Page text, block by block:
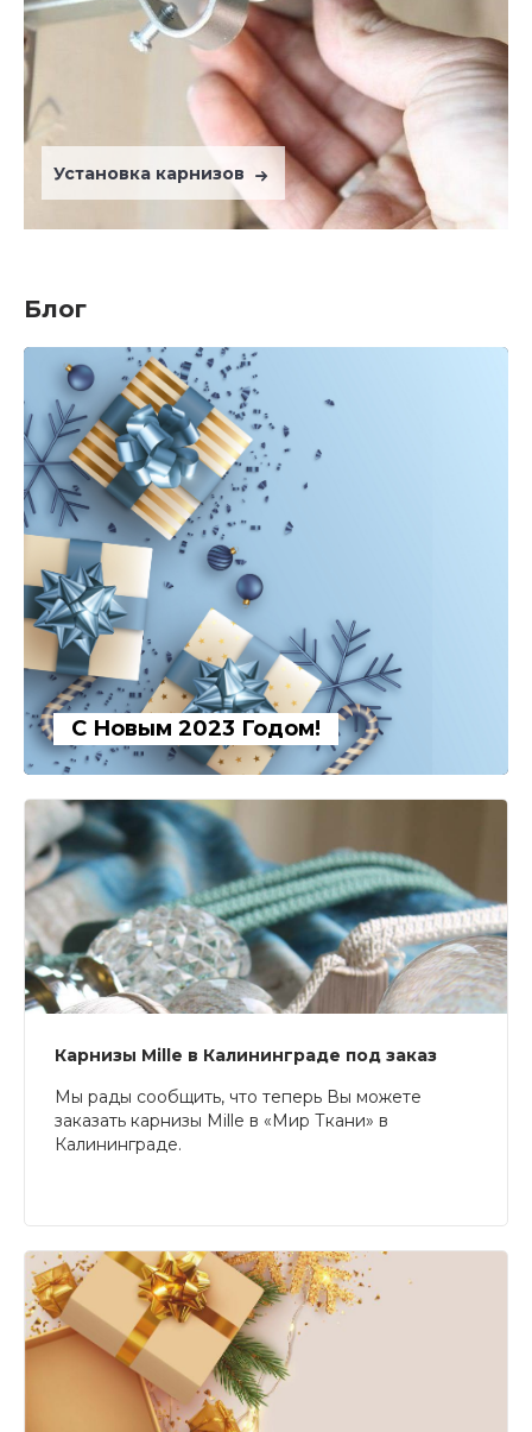
Установка карнизов
Блог
С Новым 2023 Годом!
Карнизы Mille в Калининграде под заказ
Мы рады сообщить, что теперь Вы можете
заказать карнизы Mille в «Мир Ткани» в
Калининграде.